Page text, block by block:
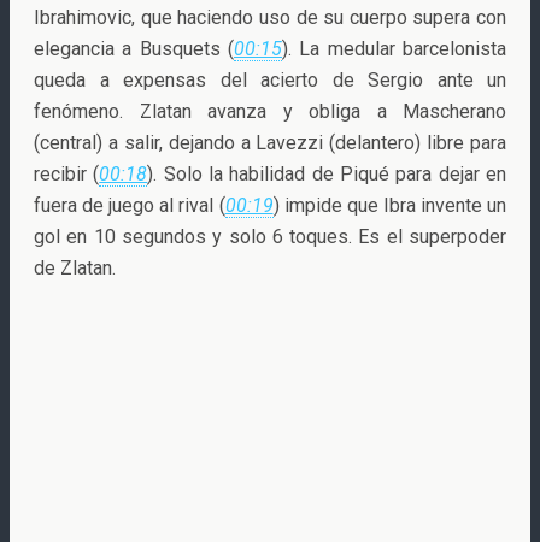
Ibrahimovic, que haciendo uso de su cuerpo supera con
elegancia a Busquets (00:15). La medular barcelonista
queda a expensas del acierto de Sergio ante un
fenómeno. Zlatan avanza y obliga a Mascherano
(central) a salir, dejando a Lavezzi (delantero) libre para
recibir (00:18). Solo la habilidad de Piqué para dejar en
fuera de juego al rival (00:19) impide que Ibra invente un
gol en 10 segundos y solo 6 toques. Es el superpoder
de Zlatan.